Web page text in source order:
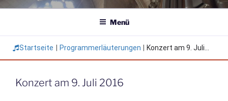
Menü
Startseite Programmerläuterungen Konzert am 9. Juli...
Konzert am 9. Juli 2016